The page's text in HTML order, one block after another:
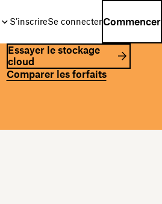
S’inscrireSe connecterCommencer
Essayer le stockage
cloud
Comparer les forfaits